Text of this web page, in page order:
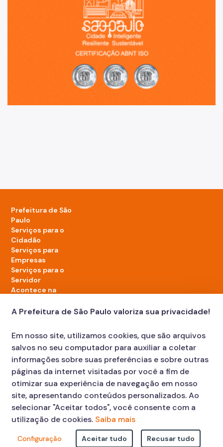
Prefeitura de São
Paulo
Serviços para o
Cidadão
Serviços para
Empresas
Serviços para o
Servidor
Acontece na
LinkedIn da Prefeitura de São Paulo
TikTok da Prefeitura de São Paulo
YouTube da Prefeitura de São Paulo
X da Prefeitura de São Paulo
Instagram da Prefeitura de São Paulo
Facebook da Prefeitura de São Paulo
Diário Oficial
Atendimento: Faça sua Solicitação
© COPYRIGHT 2023, Prefeitura Municipal de São Paulo Viaduto do
A Prefeitura de São Paulo valoriza sua privacidade!
Em nosso site, utilizamos cookies, que são arquivos
salvos no seu computador para auxiliar a coletar
informações sobre suas preferências e sobre outras
páginas da internet visitadas por você a fim de
otimizar sua experiência de navegação em nosso
site, apresentando conteúdos personalizados. Ao
selecionar "Aceitar todos", você consente com a
utilização de cookies. Saiba mais
Configuração Aceitar tudo Recusar tudo